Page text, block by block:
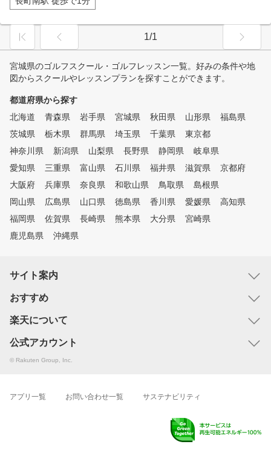
1/1
宮城県のゴルフスクール・ゴルフレッスン一覧。好みの条件や地
図からスクールやレッスンプランを探すことができます。
都道府県から探す
北海道
青森県 岩手県 宮城県 秋田県 山形県
福島県
茨城県
栃木県 群馬県 埼玉県 千葉県
東京都
神奈川県
新潟県 山梨県 長野県 静岡県
岐阜県
愛知県
三重県 富山県 石川県 福井県 滋賀県
京都府
大阪府
兵庫県 奈良県 和歌山県 鳥取県
島根県
岡山県
広島県 山口県 徳島県 香川県 愛媛県
高知県
福岡県
佐賀県 長崎県 熊本県 大分県
宮崎県
鹿児島県
沖縄県
サイト案内
おすすめ
楽天について
公式アカウント
© Rakuten Group, Inc.
アプリ一覧 お問い合わせ一覧 サステナビリティ